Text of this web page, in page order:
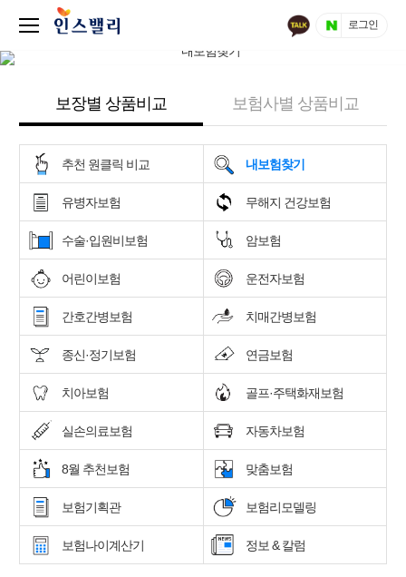
로그인
보장별 상품비교 보험사별 상품비교
추천 원클릭 비교 내보험찾기
유병자보험 무해지 건강보험
수술·입원비보험 암보험
어린이보험 운전자보험
간호간병보험 치매간병보험
종신·정기보험 연금보험
치아보험 골프·주택화재보험
실손의료보험 자동차보험
8월 추천보험 맞춤보험
보험기획관 보험리모델링
보험나이계산기 정보 & 칼럼